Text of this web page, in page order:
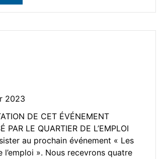
2023
DE CET ÉVÉNEMENT
PAR LE QUARTIER DE L’EMPLOI
au prochain événement « Les
l’emploi ». Nous recevrons quatre